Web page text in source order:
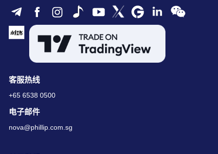
客服热线
+65 6538 0500
电子邮件
nova@phillip.com.sg